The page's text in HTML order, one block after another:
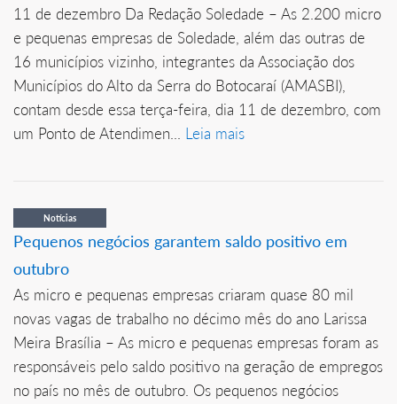
11 de dezembro Da Redação Soledade – As 2.200 micro
e pequenas empresas de Soledade, além das outras de
16 municípios vizinho, integrantes da Associação dos
Municípios do Alto da Serra do Botocaraí (AMASBI),
contam desde essa terça-feira, dia 11 de dezembro, com
um Ponto de Atendimen... Leia mais
Notícias
Pequenos negócios garantem saldo positivo em
outubro
As micro e pequenas empresas criaram quase 80 mil
novas vagas de trabalho no décimo mês do ano Larissa
Meira Brasília – As micro e pequenas empresas foram as
responsáveis pelo saldo positivo na geração de empregos
no país no mês de outubro. Os pequenos negócios